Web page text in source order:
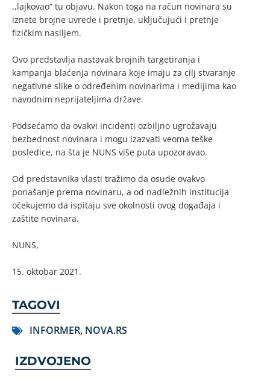
,,lajkovao“ tu objavu. Nakon toga na račun novinara su
iznete brojne uvrede i pretnje, uključujući i pretnje
fizičkim nasiljem.
Ovo predstavlja nastavak brojnih targetiranja i
kampanja blaćenja novinara koje imaju za cilj stvaranje
negativne slike o određenim novinarima i medijima kao
navodnim neprijateljima države.
Podsećamo da ovakvi incidenti ozbiljno ugrožavaju
bezbednost novinara i mogu izazvati veoma teške
posledice, na šta je NUNS više puta upozoravao.
Od predstavnika vlasti tražimo da osude ovakvo
ponašanje prema novinaru, a od nadležnih institucija
očekujemo da ispitaju sve okolnosti ovog događaja i
zaštite novinara.
NUNS,
15. oktobar 2021.
TAGOVI
INFORMER, NOVA.RS
IZDVOJENO